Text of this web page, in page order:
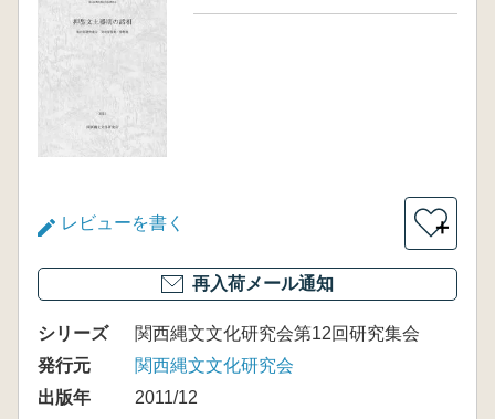
レビューを書く ＋
再入荷メール通知
シリーズ
関西縄文文化研究会第12回研究集会
発行元
関西縄文文化研究会
出版年
2011/12